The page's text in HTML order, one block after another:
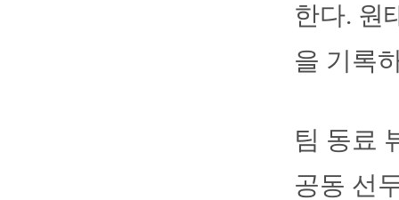
한다. 원
을 기록
팀 동료
공동 선